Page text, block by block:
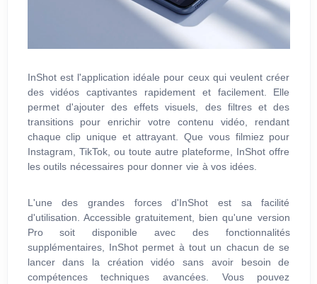
InShot est l'application idéale pour ceux qui veulent créer
des vidéos captivantes rapidement et facilement. Elle
permet d'ajouter des effets visuels, des filtres et des
transitions pour enrichir votre contenu vidéo, rendant
chaque clip unique et attrayant. Que vous filmiez pour
Instagram, TikTok, ou toute autre plateforme, InShot offre
les outils nécessaires pour donner vie à vos idées.
L'une des grandes forces d'InShot est sa facilité
d'utilisation. Accessible gratuitement, bien qu'une version
Pro soit disponible avec des fonctionnalités
supplémentaires, InShot permet à tout un chacun de se
lancer dans la création vidéo sans avoir besoin de
compétences techniques avancées. Vous pouvez